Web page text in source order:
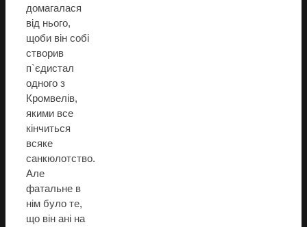
домагалася
від нього,
щоби він собі
створив
п`єдистал
одного з
Кромвелів,
якими все
кінчиться
всяке
санкюлотство.
Але
фатальне в
нім було те,
що він ані на